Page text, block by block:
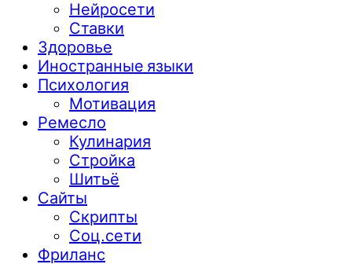
Нейросети
Ставки
Здоровье
Иностранные языки
Психология
Мотивация
Ремесло
Кулинария
Стройка
Шитьё
Сайты
Скрипты
Соц.сети
Фриланс